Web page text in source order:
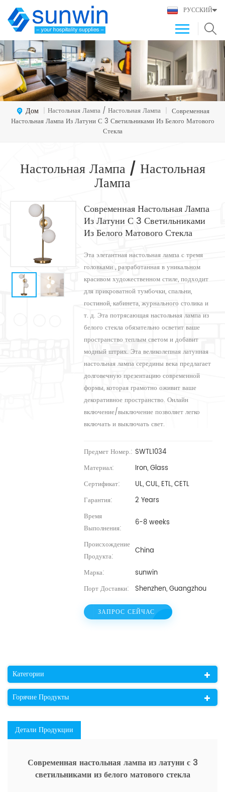
РУССКИЙ
Дом | Настольная Лампа / Настольная Лампа | Современная
Настольная Лампа Из Латуни С 3 Светильниками Из Белого Матового
Стекла
Настольная Лампа / Настольная
Лампа
Современная Настольная Лампа
Из Латуни С 3 Светильниками
Из Белого Матового Стекла
Эта элегантная настольная лампа с тремя
головками , разработанная в уникальном
красивом художественном стиле, подходит
для прикроватной тумбочки, спальни,
гостиной, кабинета, журнального столика и
т. д. Эта потрясающая настольная лампа из
белого стекла обязательно осветит ваше
пространство теплым светом и добавит
модный штрих. Эта великолепная латунная
настольная лампа середины века предлагает
долговечную презентацию современной
формы, которая грамотно оживит ваше
декоративное пространство. Онлайн
включение/выключение позволяет легко
включать и выключать свет.
Предмет Номер.: SWTL1034
Материал:
Iron, Glass
Сертификат:
UL, CUL, ETL, CETL
Гарантия:
2 Years
Время
Выполнения:
6-8 weeks
Происхождение
Продукта:
China
Марка:
sunwin
Порт Доставки:
Shenzhen, Guangzhou
ЗАПРОС СЕЙЧАС
Категории
Горячие Продукты
Детали Продукции
Современная настольная лампа из латуни с 3
светильниками из белого матового стекла